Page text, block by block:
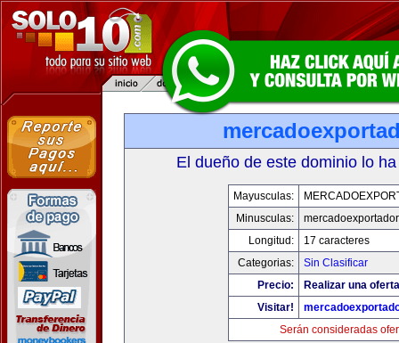
El dueño de este dominio lo
Mayusculas:
Minusculas:
Longitud:
17 caracteres
Categorias:
Sin Clasificar
Precio:
Realizar una
Visitar!
Serán consideradas